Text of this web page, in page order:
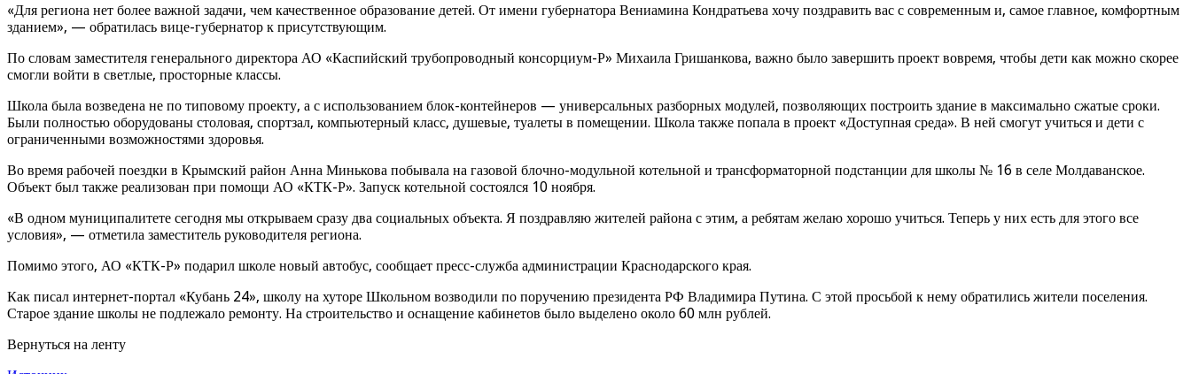
«Для региона нет более важной задачи, чем качественное образование детей. От имени губернатора Вениамина Кондратьева хочу поздравить вас с современным и, самое главное, комфортным
зданием», — обратилась вице-губернатор к присутствующим.
По словам заместителя генерального директора АО «Каспийский трубопроводный консорциум-Р» Михаила Гришанкова, важно было завершить проект вовремя, чтобы дети как можно скорее
смогли войти в светлые, просторные классы.
Школа была возведена не по типовому проекту, а с использованием блок-контейнеров — универсальных разборных модулей, позволяющих построить здание в максимально сжатые сроки.
Были полностью оборудованы столовая, спортзал, компьютерный класс, душевые, туалеты в помещении. Школа также попала в проект «Доступная среда». В ней смогут учиться и дети с
ограниченными возможностями здоровья.
Во время рабочей поездки в Крымский район Анна Минькова побывала на газовой блочно-модульной котельной и трансформаторной подстанции для школы № 16 в селе Молдаванское.
Объект был также реализован при помощи АО «КТК-Р». Запуск котельной состоялся 10 ноября.
«В одном муниципалитете сегодня мы открываем сразу два социальных объекта. Я поздравляю жителей района с этим, а ребятам желаю хорошо учиться. Теперь у них есть для этого все
условия», — отметила заместитель руководителя региона.
Помимо этого, АО «КТК-Р» подарил школе новый автобус, сообщает пресс-служба администрации Краснодарского края.
Как писал интернет-портал «Кубань 24», школу на хуторе Школьном возводили по поручению президента РФ Владимира Путина. С этой просьбой к нему обратились жители поселения.
Старое здание школы не подлежало ремонту. На строительство и оснащение кабинетов было выделено около 60 млн рублей.
Вернуться на ленту